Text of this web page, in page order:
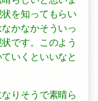
を知ってもらい
かなかそういっ
です。このよう
いくといいなと
りそうで素晴ら